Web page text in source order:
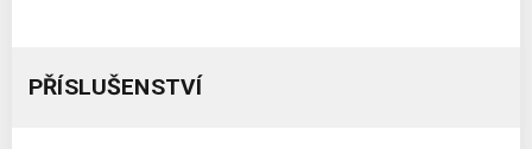
PŘÍSLUŠENSTVÍ